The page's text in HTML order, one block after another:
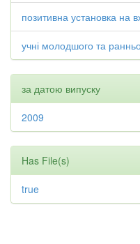
позитивна установка на
учні молодшого та
за датою випуску
2009
Has File(s)
true